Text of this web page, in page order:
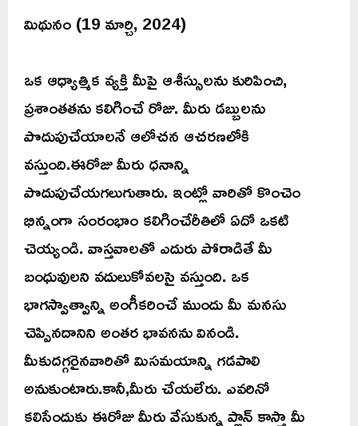
మిథునం (19 మార్చి, 2024)
ఒక ఆధ్యాత్మిక వ్యక్తి మీపై ఆశీస్సులను కురిపించి,
ప్రశాంతతను కలిగించే రోజు. మీరు డబ్బులను
పొదుపుచేయాలనే ఆలోచన ఆచరణలోకి
వస్తుంది.ఈరోజు మీరు ధనాన్ని
పొదుపుచేయగలుగుతారు. ఇంట్లో వారితో కొంచెం
భిన్నంగా సంరంభాం కలిగించేరీతిలో ఏదో ఒకటి
చెయ్యండి. వాస్తవాలతో ఎదురు పోరాడితే మీ
బంధువులని వదులుకోవలసై వస్తుంది. ఒక
భాగస్వాత్వాన్ని అంగీకరించే ముందు మీ మనసు
చెప్పినదానిని అంతర భావనను వినండి.
మీకుదగ్గరైనవారితో మిసమయాన్ని గడపాలి
అనుకుంటారు.కానీ,మీరు చేయలేరు. ఎవరినో
కలిసేందుకు ఈరోజు మీరు వేసుకున్న ప్లాన్ కాస్తా మీ